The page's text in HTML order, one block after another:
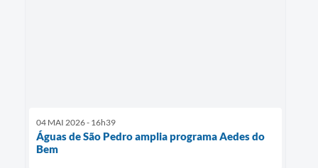
04 MAI 2026 - 16h39
Águas de São Pedro amplia programa Aedes do
Bem